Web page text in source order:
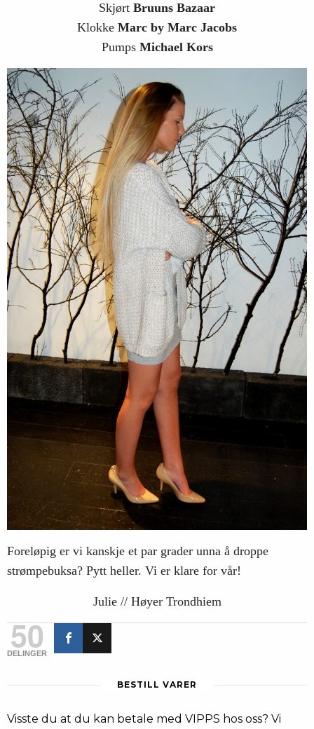
Skjørt Bruuns Bazaar
Klokke Marc by Marc Jacobs
Pumps Michael Kors
Foreløpig er vi kanskje et par grader unna å droppe
strømpebuksa? Pytt heller. Vi er klare for vår!
Julie // Høyer Trondhiem
50
DELINGER
BESTILL VARER
Visste du at du kan betale med VIPPS hos oss? Vi